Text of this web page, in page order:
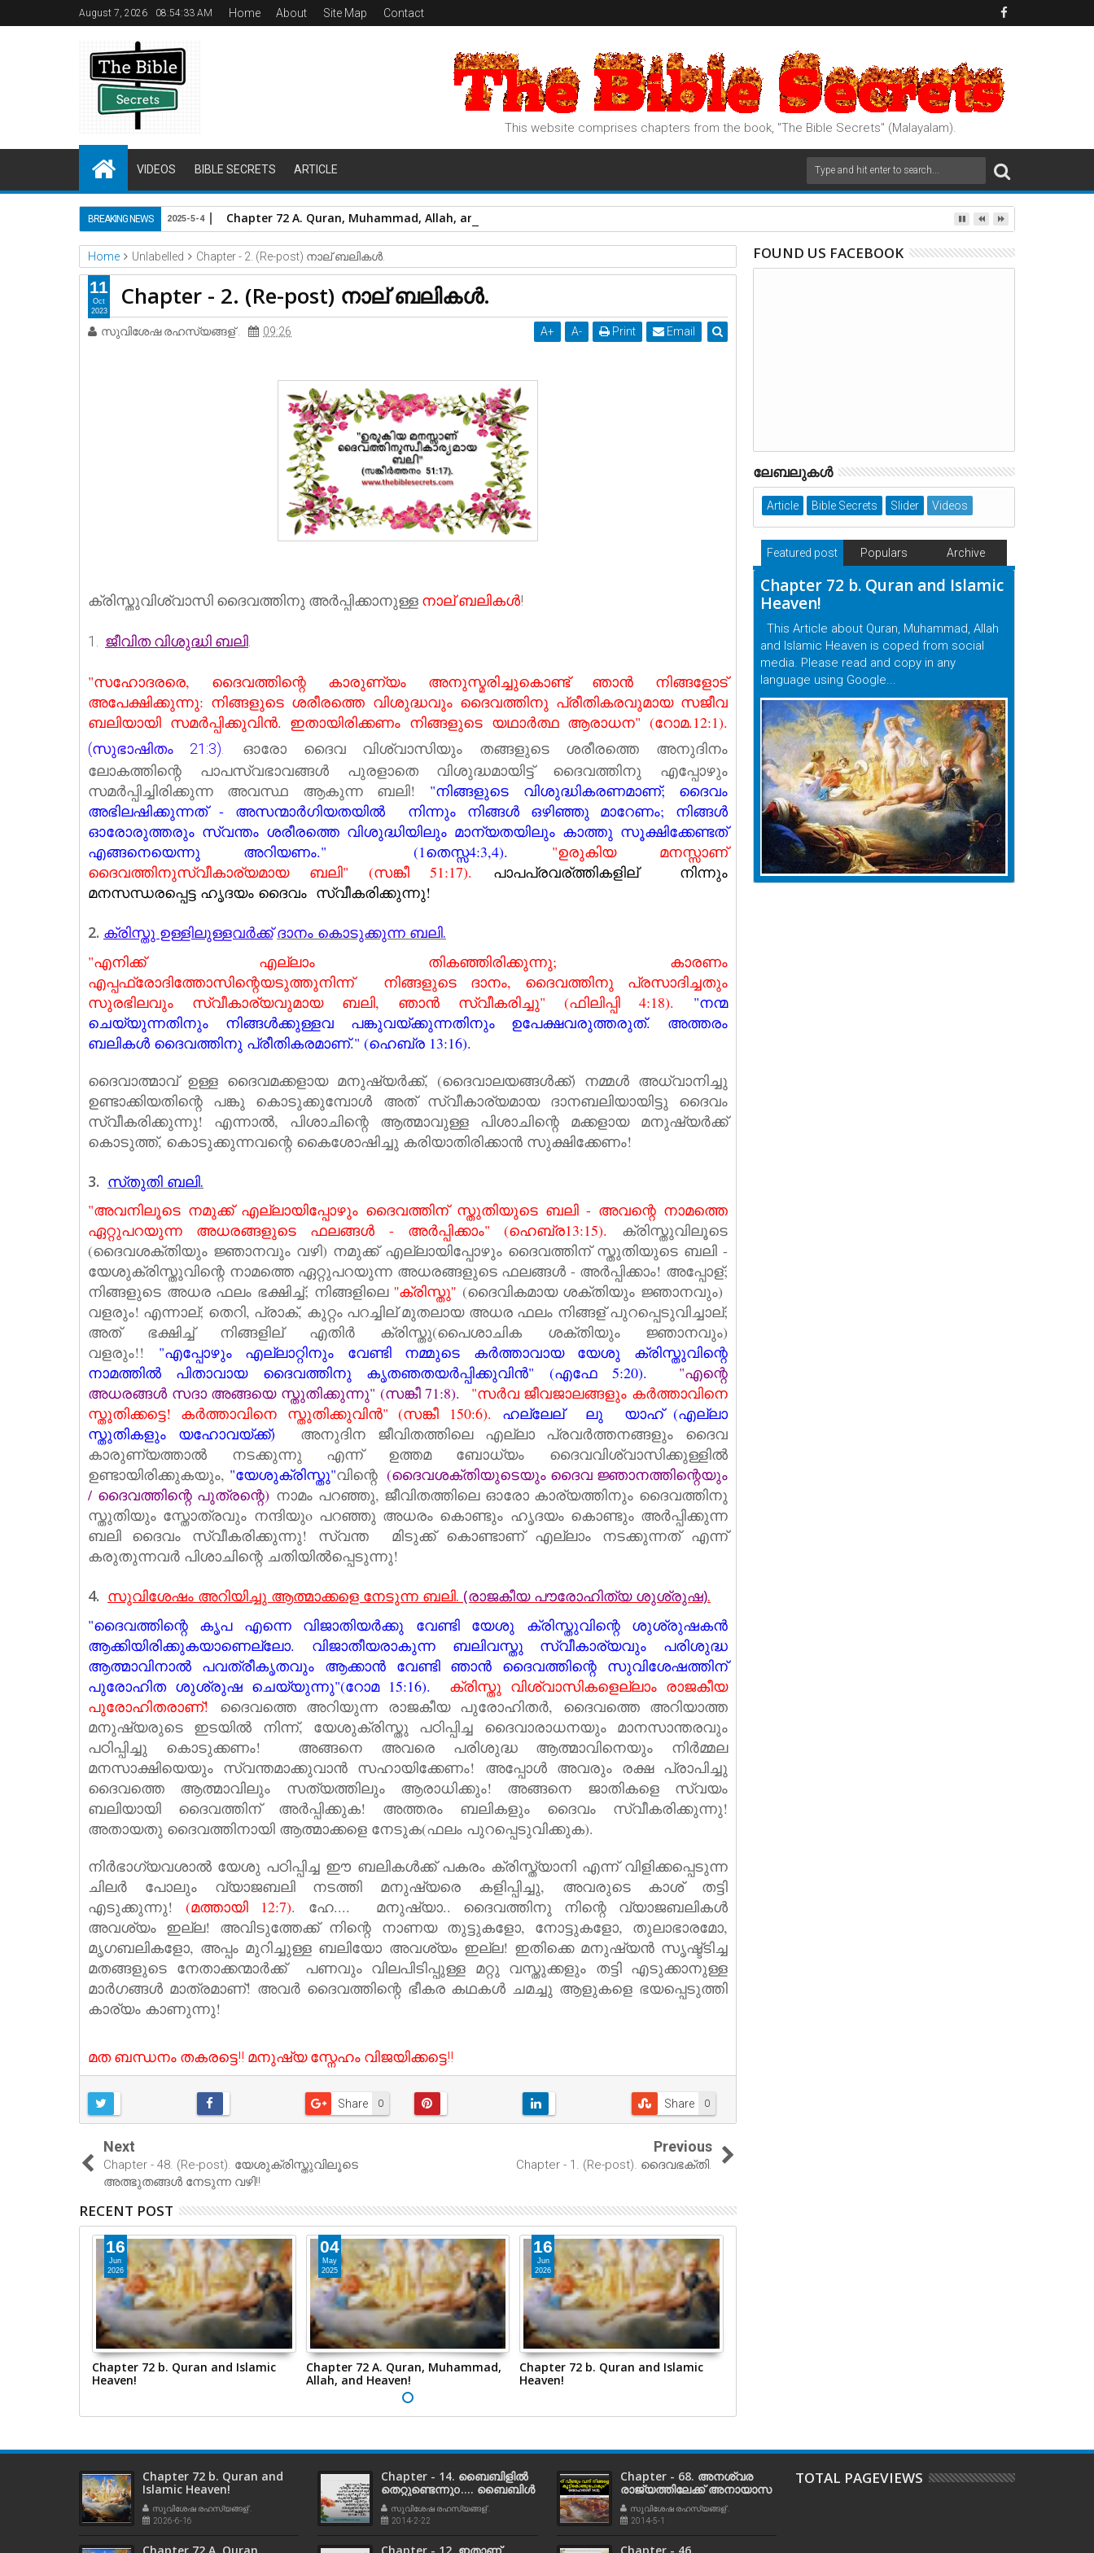
August 7, 2026 08:54:33 AM Home About Site Map Contact
This website comprises chapters from the book, "The Bible Secrets" (Malayalam).
VIDEOS BIBLE SECRETS ARTICLE
BREAKING NEWS Chapter 72 A. Quran, Muhammad, Allah, and Heaven!
2025-5-4
Home Unlabelled Chapter - 2. (Re-post) നാല് ബലികള്‍.
Chapter - 2. (Re-post) നാല് ബലികള്‍.
സുവിശേഷ രഹസ്യങ്ങള് . 09:26 A+ A- Print Email
ക്രിസ്തുവിശ്വാസി ദൈവത്തിനു അര്‍പ്പിക്കാനുള്ള നാല് ബലികള്‍!
1. ജീവിത വിശുദ്ധി ബലി.
"സഹോദരരെ, ദൈവത്തിന്റെ കാരുണ്യം അനുസ്മരിച്ചുകൊണ്ട് ഞാന്‍ നിങ്ങളോട്
അപേക്ഷിക്കുന്നു: നിങ്ങളുടെ ശരീരത്തെ വിശുദ്ധവും ദൈവത്തിനു പ്രീതികരവുമായ സജീവ
ബലിയായി സമര്‍പ്പിക്കുവിന്‍. ഇതായിരിക്കണം നിങ്ങളുടെ യഥാര്‍ത്ഥ ആരാധന" (റോമ.12:1).
(സുഭാഷിതം 21:3).
ഓരോ ദൈവ വിശ്വാസിയും തങ്ങളുടെ ശരീരത്തെ അനുദിനം
ലോകത്തിന്റെ പാപസ്വഭാവങ്ങള്‍ പുരളാതെ വിശുദ്ധമായിട്ട് ദൈവത്തിനു എപ്പോഴും
സമര്‍പ്പിച്ചിരിക്കുന്ന അവസ്ഥ ആകുന്ന ബലി! "നിങ്ങളുടെ വിശുദ്ധികരണമാണ്; ദൈവം
അഭിലഷിക്കുന്നത് - അസന്മാര്‍ഗിയതയില്‍ നിന്നും നിങ്ങള്‍ ഒഴിഞ്ഞു മാറേണം; നിങ്ങള്‍
ഓരോരുത്തരും സ്വന്തം ശരീരത്തെ വിശുദ്ധിയിലും മാന്യതയിലും കാത്തു സൂക്ഷിക്കേണ്ടത്
എങ്ങനെയെന്നു അറിയണം." (1തെസ്സ4:3,4). "ഉരുകിയ മനസ്സാണ്
ദൈവത്തിനുസ്വീകാര്യമായ ബലി" (സങ്കീ 51:17).
പാപപ്രവര്ത്തികളില് നിന്നും
മനസന്ധരപ്പെട്ട ഹൃദയം ദൈവം സ്വീകരിക്കുന്നു!
2. ക്രിസ്തു ഉള്ളിലുള്ളവർക്ക് ദാനം കൊടുക്കുന്ന ബലി.
"എനിക്ക് എല്ലാം തികഞ്ഞിരിക്കുന്നു; കാരണം
എപ്പഫ്രോദിത്തോസിന്റെയടുത്തുനിന്ന്
നിങ്ങളുടെ ദാനം, ദൈവത്തിനു പ്രസാദിച്ചതും
സുരഭിലവും സ്വീകാര്യവുമായ ബലി, ഞാന്‍ സ്വീകരിച്ചു" (ഫിലിപ്പി 4:18). "നന്മ
ചെയ്യുന്നതിനും നിങ്ങള്‍ക്കുള്ളവ പങ്കുവയ്ക്കുന്നതിനും ഉപേക്ഷവരുത്തരുത്. അത്തരം
ബലികള്‍ ദൈവത്തിനു പ്രീതികരമാണ്‌." (ഹെബ്ര 13:16).
ദൈവാത്മാവ് ഉള്ള ദൈവമക്കളായ മനുഷ്യര്‍ക്ക്, (ദൈവാലയങ്ങള്‍ക്ക്) നമ്മള്‍ അധ്വാനിച്ചു
ഉണ്ടാക്കിയതിന്റെ പങ്കു കൊടുക്കുമ്പോള്‍ അത് സ്വീകാര്യമായ ദാനബലിയായിട്ടു ദൈവം
സ്വീകരിക്കുന്നു! എന്നാല്‍, പിശാചിന്റെ ആത്മാവുള്ള പിശാചിന്റെ മക്കളായ മനുഷ്യര്‍ക്ക്
കൊടുത്ത്, കൊടുക്കുന്നവന്റെ കൈശോഷിച്ചു കരിയാതിരിക്കാന്‍ സുക്ഷിക്കേണം!
3. സ്‌തുതി ബലി.
"അവനിലൂടെ നമുക്ക് എല്ലായിപ്പോഴും ദൈവത്തിന് സ്തുതിയുടെ ബലി - അവന്റെ നാമത്തെ
ഏറ്റുപറയുന്ന അധരങ്ങളുടെ ഫലങ്ങള്‍ - അര്‍പ്പിക്കാം" (ഹെബ്ര13:15). ക്രിസ്തുവിലൂടെ
(ദൈവശക്തിയും ജ്ഞാനവും വഴി) നമുക്ക് എല്ലായിപ്പോഴും ദൈവത്തിന് സ്തുതിയുടെ ബലി -
യേശുക്രിസ്തുവിന്റെ നാമത്തെ ഏറ്റുപറയുന്ന അധരങ്ങളുടെ ഫലങ്ങള്‍ - അര്‍പ്പിക്കാം! അപ്പോള്;
നിങ്ങളുടെ അധര ഫലം ഭക്ഷിച്ച്; നിങ്ങളിലെ ''ക്രിസ്തു'' (ദൈവികമായ ശക്തിയും ജ്ഞാനവും)
വളരും! എന്നാല്; തെറി, പ്രാക്‌, കുറ്റം പറച്ചില് മുതലായ അധര ഫലം നിങ്ങള് പുറപ്പെടുവിച്ചാല്;
അത് ഭക്ഷിച്ച് നിങ്ങളില് എതിർ ക്രിസ്തു(പൈശാചിക ശക്തിയും ജ്ഞാനവും)
വളരും!! "എപ്പോഴും എല്ലാറ്റിനും വേണ്ടി നമ്മുടെ കര്‍ത്താവായ യേശു ക്രിസ്തുവിന്റെ
നാമത്തില്‍ പിതാവായ ദൈവത്തിനു കൃതഞതയര്‍പ്പിക്കുവിന്‍" (എഫേ 5:20).
"എന്റെ
അധരങ്ങള്‍ സദാ അങ്ങയെ സ്തുതിക്കുന്നു" (സങ്കീ 71:8). "സര്‍വ ജീവജാലങ്ങളും കര്‍ത്താവിനെ
സ്തുതിക്കട്ടെ! കര്‍ത്താവിനെ സ്തുതിക്കുവിന്‍" (സങ്കീ 150:6). ഹല്ലേല് ലു യാഹ് (എല്ലാ
സ്തുതികളും യഹോവയ്‌ക്ക്)
അനുദിന ജീവിതത്തിലെ എല്ലാ പ്രവര്‍ത്തനങ്ങളും ദൈവ
കാരുണ്യത്താല്‍ നടക്കുന്നു എന്ന് ഉത്തമ ബോധ്യം ദൈവവിശ്വാസിക്കുള്ളില്‍
ഉണ്ടായിരിക്കുകയും, "യേശുക്രിസ്തു"വിന്റെ (ദൈവശക്തിയുടെയും ദൈവ ജ്ഞാനത്തിന്റെയും
/ ദൈവത്തിന്റെ പുത്രന്റെ) നാമം പറഞ്ഞു, ജീവിതത്തിലെ ഓരോ കാര്യത്തിനും ദൈവത്തിനു
സ്തുതിയും സ്തോത്രവും നന്ദിയുo പറഞ്ഞു അധരം കൊണ്ടും ഹൃദയം കൊണ്ടും അര്‍പ്പിക്കുന്ന
ബലി ദൈവം സ്വീകരിക്കുന്നു! സ്വന്ത മിടുക്ക് കൊണ്ടാണ് എല്ലാം നടക്കുന്നത് എന്ന്
കരുതുന്നവർ പിശാചിന്റെ ചതിയിൽപ്പെടുന്നു!
4. സുവിശേഷം അറിയിച്ചു ആത്മാക്കളെ നേടുന്ന ബലി. (രാജകീയ പൗരോഹിത്യ ശുശ്രുഷ).
"ദൈവത്തിന്റെ കൃപ എന്നെ വിജാതിയര്‍ക്കു വേണ്ടി യേശു ക്രിസ്തുവിന്റെ ശുശ്രുഷകന്‍
ആക്കിയിരിക്കുകയാണെല്ലോ. വിജാതീയരാകുന്ന ബലിവസ്തു സ്വീകാര്യവും പരിശുദ്ധ
ആത്മാവിനാല്‍ പവത്രീകൃതവും ആക്കാന്‍ വേണ്ടി ഞാന്‍ ദൈവത്തിന്റെ സുവിശേഷത്തിന്
പുരോഹിത ശുശ്രുഷ ചെയ്യുന്നു"(റോമ 15:16).
ക്രിസ്തു വിശ്വാസികളെല്ലാം രാജകീയ
പുരോഹിതരാണ്! ദൈവത്തെ അറിയുന്ന രാജകീയ പുരോഹിതര്‍, ദൈവത്തെ അറിയാത്ത
മനുഷ്യരുടെ ഇടയില്‍ നിന്ന്, യേശുക്രിസ്തു പഠിപ്പിച്ച ദൈവാരാധനയും മാനസാന്തരവും
പഠിപ്പിച്ചു കൊടുക്കണം! അങ്ങനെ അവരെ പരിശുദ്ധ ആത്മാവിനെയും നിര്‍മ്മല
മനസാക്ഷിയെയും സ്വന്തമാക്കുവാന്‍ സഹായിക്കേണം! അപ്പോള്‍ അവരും രക്ഷ പ്രാപിച്ചു
ദൈവത്തെ ആത്മാവിലും സത്യത്തിലും ആരാധിക്കും! അങ്ങനെ ജാതികളെ സ്വയം
ബലിയായി ദൈവത്തിന് അര്‍പ്പിക്കുക! അത്തരം ബലികളും ദൈവം സ്വീകരിക്കുന്നു!
അതായതു ദൈവത്തിനായി ആത്മാക്കളെ നേടുക(ഫലം പുറപ്പെടുവിക്കുക).
നിര്‍ഭാഗ്യവശാല്‍ യേശു പഠിപ്പിച്ച ഈ ബലികള്‍ക്ക് പകരം ക്രിസ്ത്യാനി എന്ന് വിളിക്കപ്പെടുന്ന
ചിലര്‍ പോലും വ്യാജബലി നടത്തി മനുഷ്യരെ കളിപ്പിച്ചു, അവരുടെ കാശ് തട്ടി
എടുക്കുന്നു!(മത്തായി 12:7). ഹേ.... മനുഷ്യാ.. ദൈവത്തിനു നിന്റെ വ്യാജബലികള്‍
അവശ്യം ഇല്ല! അവിടുത്തേക്ക്‌ നിന്റെ നാണയ തുട്ടുകളോ, നോട്ടുകളോ, തുലാഭാരമോ,
മൃഗബലികളോ, അപ്പം മുറിച്ചുള്ള ബലിയോ അവശ്യം ഇല്ല! ഇതിക്കെ മനുഷ്യന്‍ സൃഷ്ട്ടിച്ച
മതങ്ങളുടെ നേതാക്കന്മാര്‍ക്ക് ‍ പണവും വിലപിടിപ്പുള്ള മറ്റു വസ്തുക്കളും തട്ടി എടുക്കാനുള്ള
മാര്‍ഗങ്ങള്‍ മാത്രമാണ്! അവര്‍ ദൈവത്തിന്റെ ഭീകര കഥകള്‍ ചമച്ചു ആളുകളെ ഭയപ്പെടുത്തി
കാര്യം കാണുന്നു!
മത ബന്ധനം തകരട്ടെ!! മനുഷ്യ സ്നേഹം വിജയിക്കട്ടെ!!
0
Share 0
Share
11
Oct
2023
Next
Chapter - 48. (Re-post). യേശുക്രിസ്തുവിലൂടെ
അത്ഭുതങ്ങൾ നേടുന്ന വഴി!!
Previous
Chapter - 1. (Re-post). ദൈവഭക്തി.
RECENT POST
16
Jun
2026
Chapter 72 b. Quran and Islamic
Heaven!
04
May
2025
Chapter 72 A. Quran, Muhammad,
Allah, and Heaven!
16
Jun
2026
Chapter 72 b. Quran and Islamic
Heaven!
FOUND US FACEBOOK
ലേബലുകള്‍
Article Bible Secrets Slider Videos
Featured post Populars Archive
Chapter 72 b. Quran and Islamic
Heaven!
This Article about Quran, Muhammad, Allah
and Islamic Heaven is coped from social
media. Please read and copy in any
language using Google...
Chapter 72 b. Quran and
Islamic Heaven!
സുവിശേഷ രഹസ്യങ്ങള് .
2026-6-16
Chapter - 14. ബൈബിളില്‍
തെറ്റുണ്ടെന്നുo.... ബൈബിള്‍
പൂര്‍ണമല്ലെന്നും....
ബൈബിളിന്റെ കാലം
കഴിഞ്ഞു എന്നും
സുവിശേഷ രഹസ്യങ്ങള് .
2014-2-22
Chapter - 68. അനശ്വര
രാജ്യത്തിലേക്ക് അനായാസ
പ്രവേശനം!
സുവിശേഷ രഹസ്യങ്ങള് .
2014-5-1
TOTAL PAGEVIEWS